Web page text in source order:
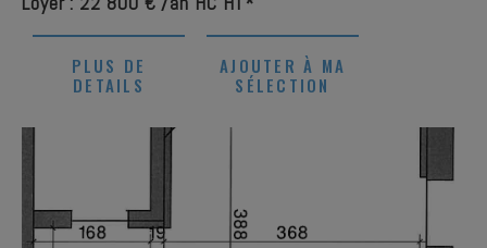
PLUS DE
DETAILS
AJOUTER À MA
SÉLECTION